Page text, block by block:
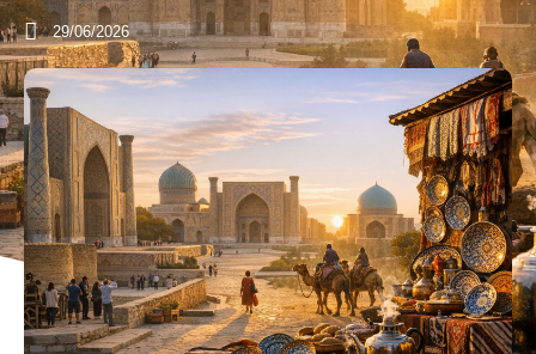
29/06/2026